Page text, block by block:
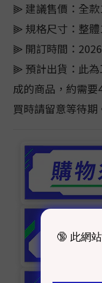
⫸ 建議售價：全款
⫸ 規格尺寸：整
⫸ 開訂時間：
⫸ 預計出貨：此
成的商品，約需
買時請留意等待期